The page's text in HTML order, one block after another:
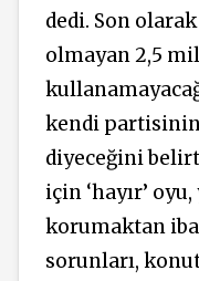
dedi. Son
olmayan 2,5
kendi partisinin
diyeceğini
için ‘hayır’
korumaktan
sorunları, konut